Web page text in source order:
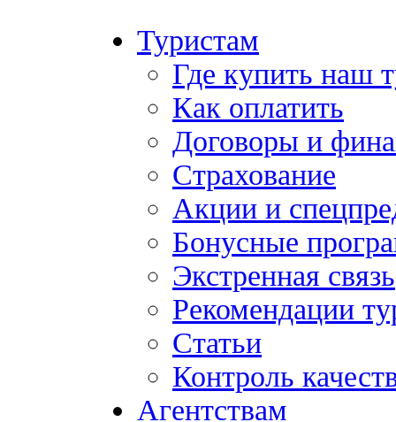
Туристам
Где купить наш
Как оплатить
Договоры и
Страхование
Акции и
Бонусные
Экстренная связь
Рекомендации
Статьи
Контроль
Агентствам